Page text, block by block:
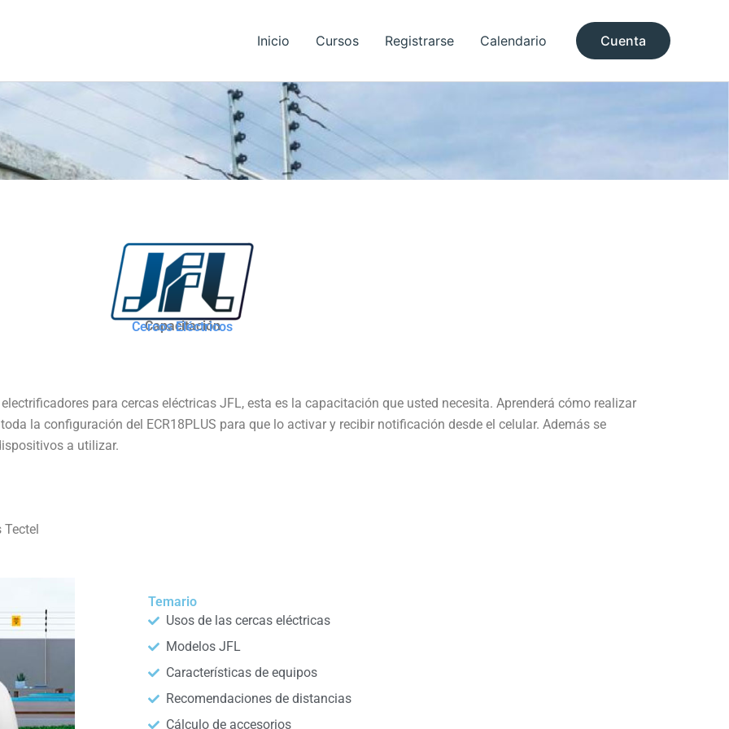
Inicio Cursos Registrarse Calendario Cuenta
Capacitación
Cercos Eléctricos
para cercas eléctricas JFL, esta es la capacitación que usted necesita. Aprenderá cómo realizar
la configuración del ECR18PLUS para que lo activar y recibir notificación desde el celular. Además se
a utilizar.
Temario
Usos de las cercas eléctricas
Modelos JFL
Características de equipos
Recomendaciones de distancias
Cálculo de accesorios